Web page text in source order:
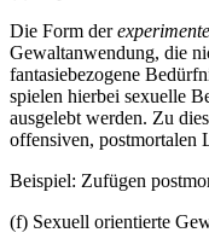
Die Form der
Gewaltanwendung, die
fantasiebezogene
spielen hierbei sexuelle
ausgelebt werden. Zu
offensiven, postmortalen
Beispiel: Zufügen
(f) Sexuell orientierte